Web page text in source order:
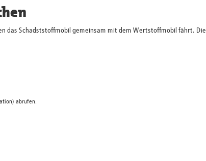
das Schadststoffmobil gemeinsam mit dem Wertstoffmobil fährt. Die
) abrufen.